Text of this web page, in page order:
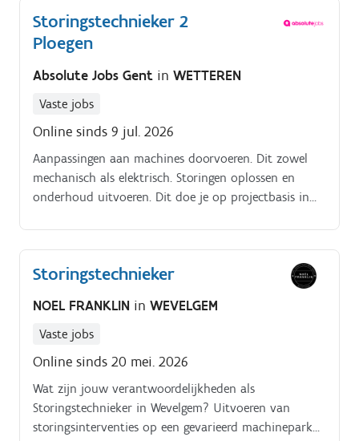
Storingstechnieker 2
Ploegen
Absolute Jobs Gent in WETTEREN
Vaste jobs
Online sinds 9 jul. 2026
Aanpassingen aan machines doorvoeren. Dit zowel
mechanisch als elektrisch. Storingen oplossen en
onderhoud uitvoeren. Dit doe je op projectbasis in
Storingstechnieker
NOEL FRANKLIN in WEVELGEM
Vaste jobs
Online sinds 20 mei. 2026
Wat zijn jouw verantwoordelijkheden als
Storingstechnieker in Wevelgem? Uitvoeren van
storingsinterventies op een gevarieerd machinepark